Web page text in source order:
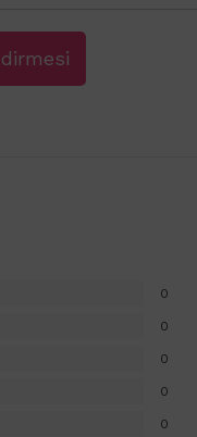
0
0
0
0
0